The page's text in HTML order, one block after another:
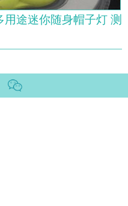
途迷你随身帽子灯 测